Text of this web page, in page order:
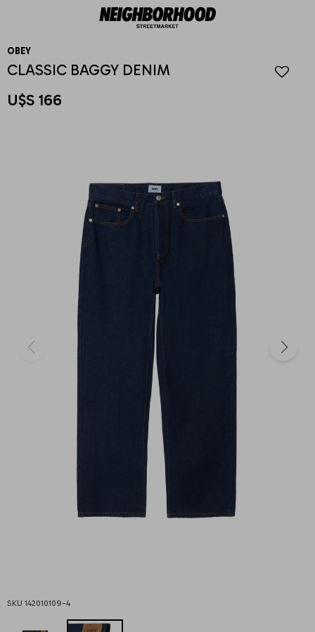
OBEY
CLASSIC BAGGY DENIM
U$S 166
142010109-4